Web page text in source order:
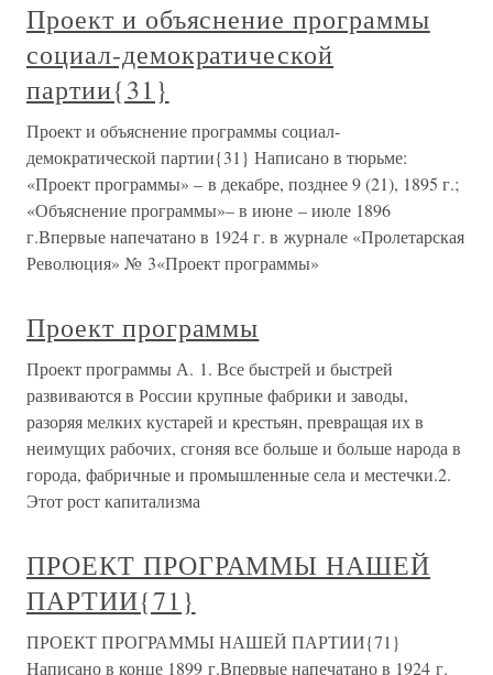
Проект и объяснение программы
социал-демократической
партии{31}
Проект и объяснение программы социал-
демократической партии{31} Написано в тюрьме:
«Проект программы» – в декабре, позднее 9 (21), 1895 г.;
«Объяснение программы»– в июне – июле 1896
г.Впервые напечатано в 1924 г. в журнале «Пролетарская
Революция» № 3«Проект программы»
Проект программы
Проект программы А. 1. Все быстрей и быстрей
развиваются в России крупные фабрики и заводы,
разоряя мелких кустарей и крестьян, превращая их в
неимущих рабочих, сгоняя все больше и больше народа в
города, фабричные и промышленные села и местечки.2.
Этот рост капитализма
ПРОЕКТ ПРОГРАММЫ НАШЕЙ
ПАРТИИ{71}
ПРОЕКТ ПРОГРАММЫ НАШЕЙ ПАРТИИ{71}
Написано в конце 1899 г.Впервые напечатано в 1924 г.